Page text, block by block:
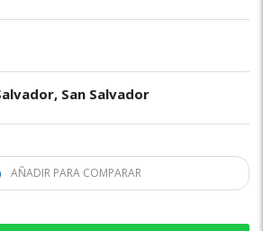
San Salvador
AÑADIR PARA COMPARAR